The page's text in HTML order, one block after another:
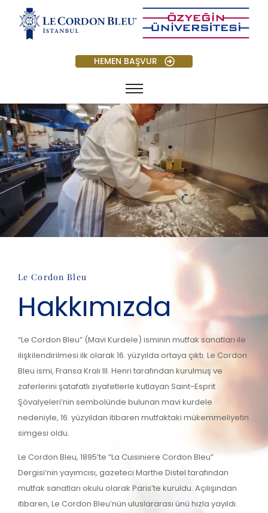
HEMEN BAŞVUR
Le Cordon Bleu
Hakkımızda
“Le Cordon Bleu” (Mavi Kurdele) isminin mutfak sanatları ile
ilişkilendirilmesi ilk olarak 16. yüzyılda ortaya çıktı. Le Cordon
Bleu ismi, Fransa Kralı III. Henri tarafından kurulmuş ve
zaferlerini şatafatlı ziyafetlerle kutlayan Saint-Esprit
Şövalyeleri’nin sembolünde bulunan mavi kurdele
nedeniyle, 16. yüzyıldan itibaren mutfaktaki mükemmeliyetin
simgesi oldu.
Le Cordon Bleu, 1895’te “La Cuisiniere Cordon Bleu”
Dergisi’nin yayımcısı, gazeteci Marthe Distel tarafından
mutfak sanatları okulu olarak Paris’te kuruldu. Açılışından
itibaren, Le Cordon Bleu’nün uluslararası ünü hızla yayıldı.